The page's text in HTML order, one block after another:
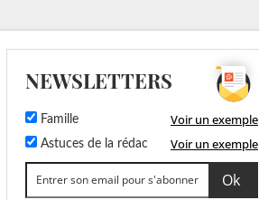
NEWSLETTERS
Famille Voir un exemple
Astuces de la rédac Voir un exemple